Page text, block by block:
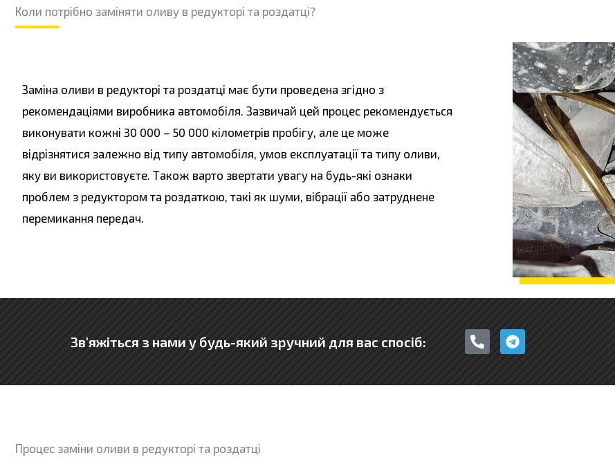
Коли потрібно заміняти оливу в редукторі та роздатці?
Заміна оливи в редукторі та роздатці має бути проведена згідно з
рекомендаціями виробника автомобіля. Зазвичай цей процес рекомендується
виконувати кожні 30 000 – 50 000 кілометрів пробігу, але це може
відрізнятися залежно від типу автомобіля, умов експлуатації та типу оливи,
яку ви використовуєте. Також варто звертати увагу на будь-які ознаки
проблем з редуктором та роздаткою, такі як шуми, вібрації або затруднене
перемикання передач.
Зв'яжіться з нами у будь-який зручний для вас спосіб:
h
o
e
T
e
g
Процес заміни оливи в редукторі та роздатці